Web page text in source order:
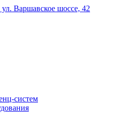
ул. Варшавское шоссе, 42
систем